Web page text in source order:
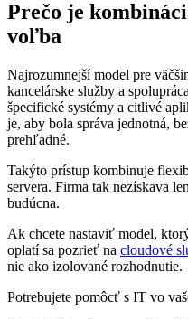
Prečo je
voľba
Najrozumnejší model pre
kancelárske služby a
špecifické systémy a citlivé
je, aby bola správa jednotná,
prehľadné.
Takýto prístup kombinuje
servera. Firma tak nezískava
budúcna.
Ak chcete nastaviť model,
oplatí sa pozrieť na cloudové
nie ako izolované rozhodnutie.
Potrebujete pomôcť s IT vo